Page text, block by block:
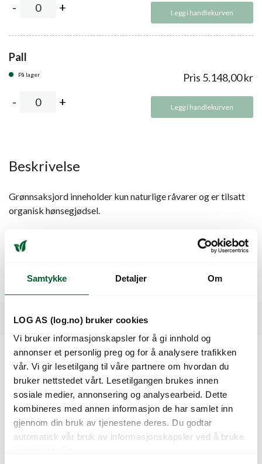
Samtykke Detaljer Om
LOG AS (log.no) bruker cookies
Vi bruker informasjonskapsler for å gi innhold og
annonser et personlig preg og for å analysere trafikken
vår. Vi gir lesetilgang til våre partnere om hvordan du
bruker nettstedet vårt. Lesetilgangen brukes innen
sosiale medier, annonsering og analysearbeid. Dette
kombineres med annen informasjon de har samlet inn
gjennom din bruk av tjenestene deres. Du godtar
automatisk vår bruk av informasjonskapsler ved å bruke
Legg i handlekurven
Pall
På lager Pris 5.148,00kr
Legg i handlekurven
Beskrivelse
Grønnsaksjord inneholder kun naturlige råvarer og er tilsatt
organisk hønsegjødsel.
jordforbedring, både i drivhus, pallekarmer, potter, bed eller
48 stk per pall
Spesifikasjoner
Kunder så også på